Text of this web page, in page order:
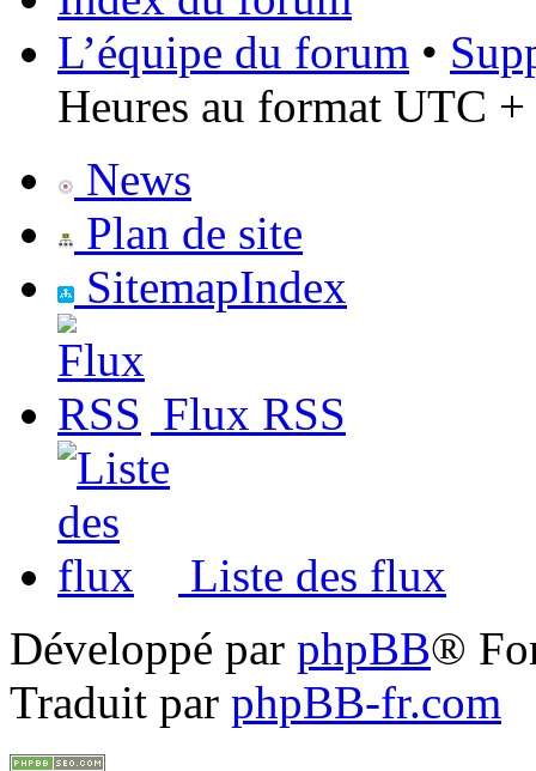
L’équipe du forum •
Heures au format UTC +
News
Plan de site
SitemapIndex
Flux RSS
Liste des flux
Développé par phpBB®
Traduit par phpBB-fr.com